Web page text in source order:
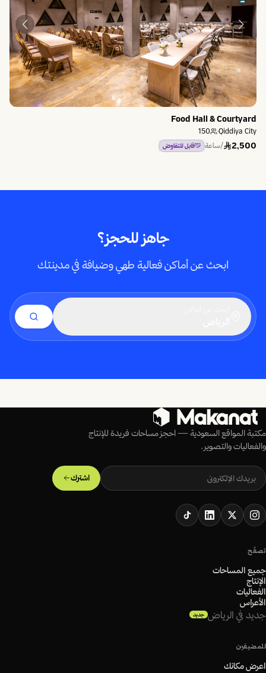
Food Hall & Courtyard
Qiddiya City
·
150
2,500 /ساعة قابل للتفاوض
جاهز للحجز؟
ابحث عن أماكن فعالية طهي وضيافة في مدينتك
مكتبة المواقع السعودية — احجز مساحات فريدة للإنتاج
والفعاليات والتصوير.
اشترك
تصفّح
جميع المساحات
الإنتاج
الفعاليات
الأعراس
جديد في الرياض جديد
للمضيفين
اعرض مكانك